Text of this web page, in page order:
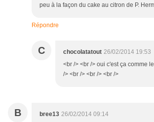
peu à la façon du cake au citron de P.
Répondre
C chocolatatout 26/02/2014 19:53
<br /> <br /> oui c'est ça comme
/> <br /> <br /> <br />
B bree13 26/02/2014 09:14